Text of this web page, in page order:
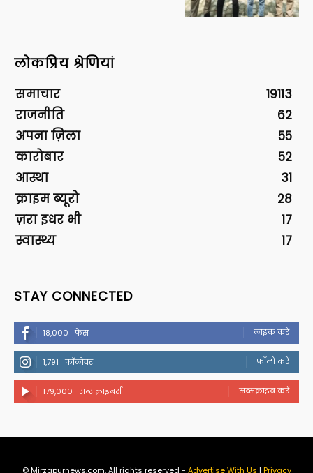
लोकप्रिय श्रेणियां
समाचार
19113
राजनीति
62
अपना ज़िला
55
कारोबार
52
आस्था
31
क्राइम ब्यूरो
28
ज़रा इधर भी
17
स्वास्थ्य
17
STAY CONNECTED
18,000 फैंस लाइक करें
1,791 फॉलोवर फॉलो करें
179,000 सब्सक्राइबर्स सब्सक्राइब करें
© Mirzapurnews.com. All rights reserved - Advertise With Us | Privacy